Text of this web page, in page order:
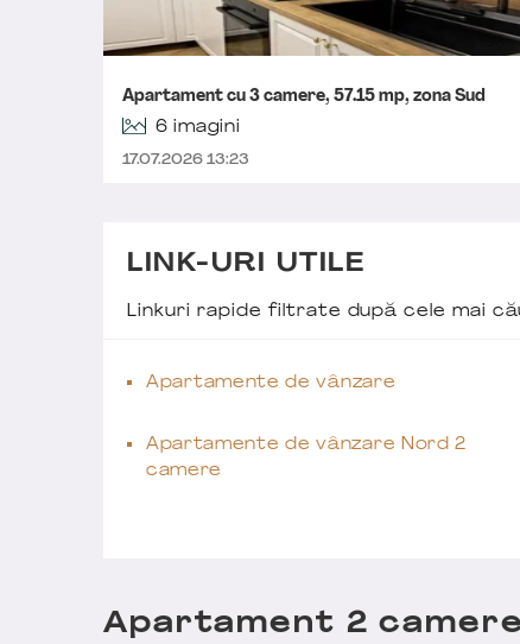
Apartament cu 3 camere, 57.15 mp, zona Sud
6 imagini
17.07.2026 13:23
LINK-URI UTILE
Linkuri rapide filtrate după cele mai
Apartamente de vânzare
Apartamente de vânzare Nord 2
camere
Apartament 2